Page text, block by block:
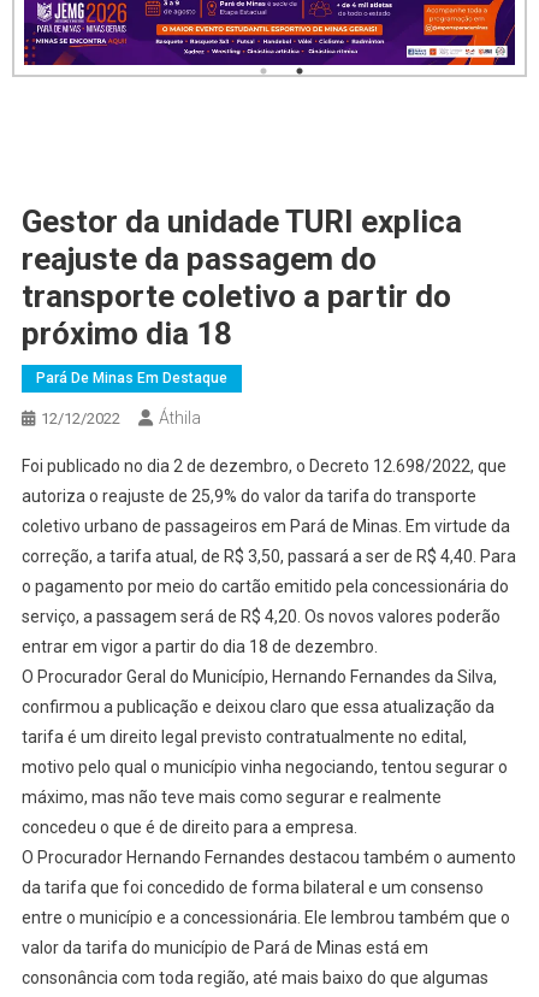
Gestor da unidade TURI explica
reajuste da passagem do
transporte coletivo a partir do
próximo dia 18
Pará De Minas Em Destaque
12/12/2022 Áthila
Foi publicado no dia 2 de dezembro, o Decreto 12.698/2022, que
autoriza o reajuste de 25,9% do valor da tarifa do transporte
coletivo urbano de passageiros em Pará de Minas. Em virtude da
correção, a tarifa atual, de R$ 3,50, passará a ser de R$ 4,40. Para
o pagamento por meio do cartão emitido pela concessionária do
serviço, a passagem será de R$ 4,20. Os novos valores poderão
entrar em vigor a partir do dia 18 de dezembro.
O Procurador Geral do Município, Hernando Fernandes da Silva,
confirmou a publicação e deixou claro que essa atualização da
tarifa é um direito legal previsto contratualmente no edital,
motivo pelo qual o município vinha negociando, tentou segurar o
máximo, mas não teve mais como segurar e realmente
concedeu o que é de direito para a empresa.
O Procurador Hernando Fernandes destacou também o aumento
da tarifa que foi concedido de forma bilateral e um consenso
entre o município e a concessionária. Ele lembrou também que o
valor da tarifa do município de Pará de Minas está em
consonância com toda região, até mais baixo do que algumas